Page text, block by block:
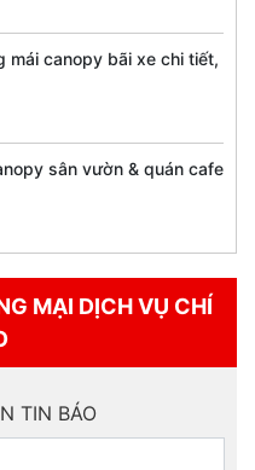
mái canopy bãi xe chi tiết,
sân vườn & quán cafe
MẠI DỊCH VỤ CHÍ
TIN BÁO